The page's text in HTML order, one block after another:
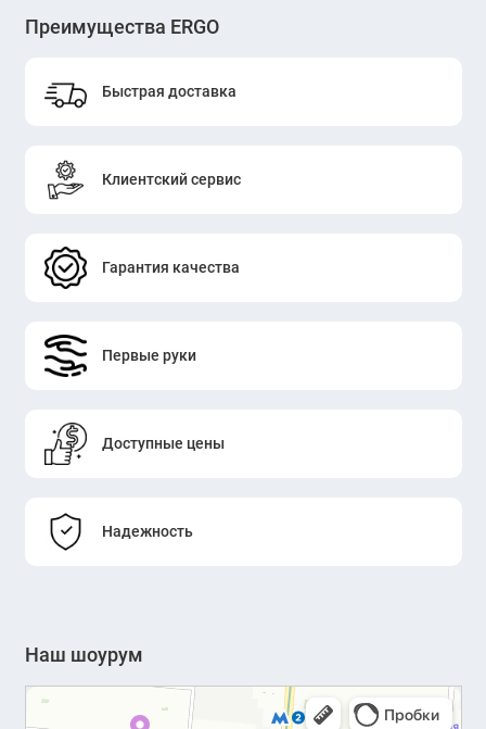
Преимущества ERGO
Быстрая доставка
Клиентский сервис
Гарантия качества
Первые руки
Доступные цены
Надежность
Наш шоурум